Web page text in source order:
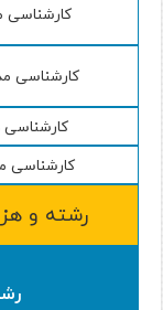
کارشناسی
کارشناسی
کارشناسی
کارشناسی
رشته و